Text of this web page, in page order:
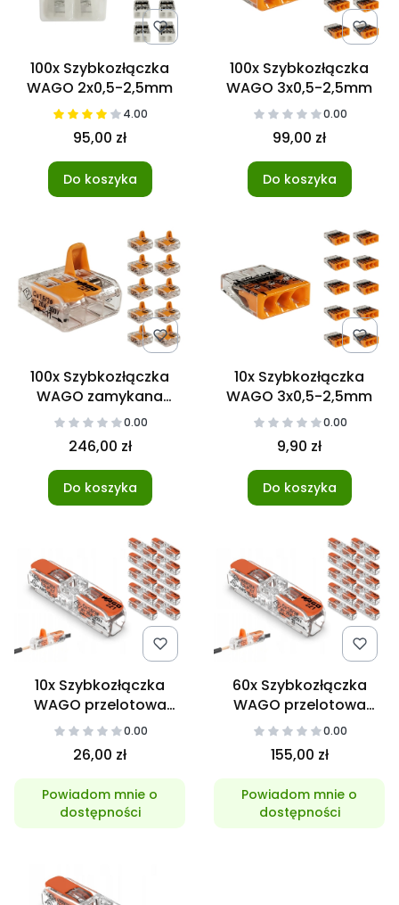
100x Szybkozłączka
WAGO 2x0,5-2,5mm
4.00
95,00 zł
Do koszyka
100x Szybkozłączka
WAGO 3x0,5-2,5mm
0.00
99,00 zł
Do koszyka
100x Szybkozłączka
WAGO zamykana
3x0,2-4mm
0.00
246,00 zł
Do koszyka
10x Szybkozłączka
WAGO 3x0,5-2,5mm
0.00
9,90 zł
Do koszyka
10x Szybkozłączka
WAGO przelotowa
2x0,2-4mm2 Inline
0.00
26,00 zł
Powiadom mnie o
dostępności
60x Szybkozłączka
WAGO przelotowa
2x0,2-4mm2 Inline
0.00
155,00 zł
Powiadom mnie o
dostępności